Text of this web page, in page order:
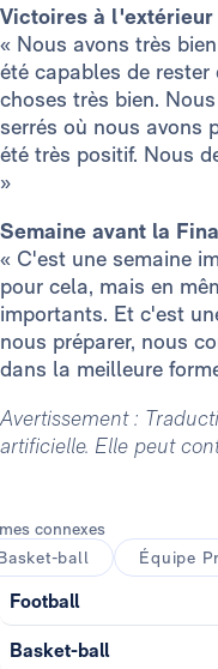
Victoires à l'extérieur
« Nous avons très
été capables de
choses très bien.
serrés où nous avons
été très positif. Nous
»
Semaine avant la
« C'est une semaine
pour cela, mais en
importants. Et c'est
nous préparer, nous
dans la meilleure
Avertissement :
artificielle. Elle peut
connexes
ball
Équipe
Football
Basket-ball